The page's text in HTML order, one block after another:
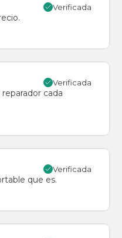
Verificada
Verificada
cada
Verificada
que es.